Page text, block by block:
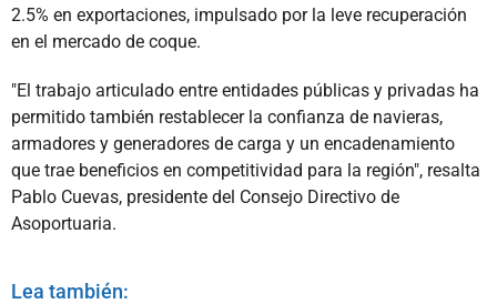
2.5% en exportaciones, impulsado por la leve recuperación
en el mercado de coque.
"El trabajo articulado entre entidades públicas y privadas ha
permitido también restablecer la confianza de navieras,
armadores y generadores de carga y un encadenamiento
que trae beneficios en competitividad para la región", resalta
Pablo Cuevas, presidente del Consejo Directivo de
Asoportuaria.
Lea también: